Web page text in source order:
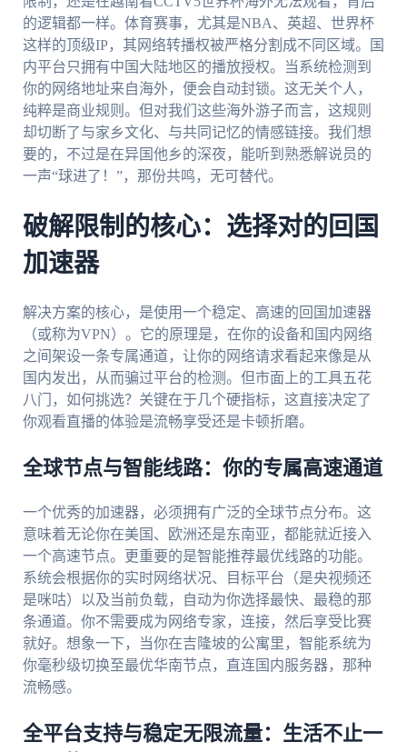
的逻辑都一样。体育赛事，尤其是NBA、英超、世界杯
这样的顶级IP，其网络转播权被严格分割成不同区域。国
内平台只拥有中国大陆地区的播放授权。当系统检测到
你的网络地址来自海外，便会自动封锁。这无关个人，
纯粹是商业规则。但对我们这些海外游子而言，这规则
却切断了与家乡文化、与共同记忆的情感链接。我们想
要的，不过是在异国他乡的深夜，能听到熟悉解说员的
一声“球进了！”，那份共鸣，无可替代。
破解限制的核心：选择对的回国
加速器
解决方案的核心，是使用一个稳定、高速的回国加速器
（或称为VPN）。它的原理是，在你的设备和国内网络
之间架设一条专属通道，让你的网络请求看起来像是从
国内发出，从而骗过平台的检测。但市面上的工具五花
八门，如何挑选？关键在于几个硬指标，这直接决定了
你观看直播的体验是流畅享受还是卡顿折磨。
全球节点与智能线路：你的专属高速通道
一个优秀的加速器，必须拥有广泛的全球节点分布。这
意味着无论你在美国、欧洲还是东南亚，都能就近接入
一个高速节点。更重要的是智能推荐最优线路的功能。
系统会根据你的实时网络状况、目标平台（是央视频还
是咪咕）以及当前负载，自动为你选择最快、最稳的那
条通道。你不需要成为网络专家，连接，然后享受比赛
就好。想象一下，当你在吉隆坡的公寓里，智能系统为
你毫秒级切换至最优华南节点，直连国内服务器，那种
流畅感。
全平台支持与稳定无限流量：生活不止一